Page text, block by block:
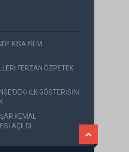
KISA FİLM
FERZAN ÖZPETEK
İLK GÖSTERİSİNİ
KEMAL
AÇILDI